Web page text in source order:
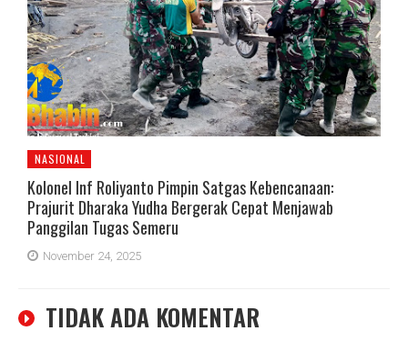
NASIONAL
Kolonel Inf Roliyanto Pimpin Satgas Kebencanaan:
Prajurit Dharaka Yudha Bergerak Cepat Menjawab
Panggilan Tugas Semeru
November 24, 2025
TIDAK ADA KOMENTAR